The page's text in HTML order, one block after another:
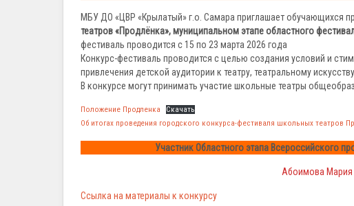
МБУ ДО «ЦВР «Крылатый» г.о. Самара приглашает обучающихся
театров «Продлёнка», муниципальном этапе областного
фестиваль проводится с 15 по 23 марта 2026 года
Конкурс-фестиваль проводится с целью создания условий и
привлечения детской аудитории к театру, театральному
В конкурсе могут принимать участие школьные театры
Положение Продленка
Скачать
Об итогах проведения городского конкурса-фестиваля школьных театров
Участник Областного этапа Всероссийского
Абоимова Мария
Ссылка на материалы к конкурсу